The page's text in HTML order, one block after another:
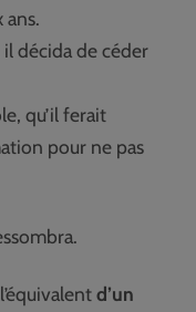
ans.
il décida de céder
qu’il ferait
pour ne pas
d’un